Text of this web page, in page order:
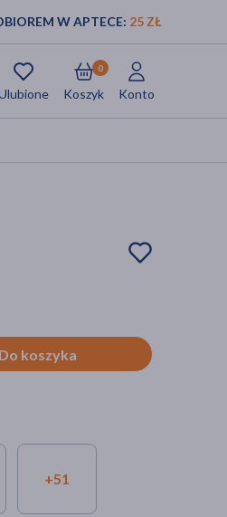
W APTECE: 25 ZŁ
Koszyk
0
Konto
Do koszyka
+51